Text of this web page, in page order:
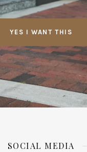
YES I WANT THIS
SOCIAL MEDIA